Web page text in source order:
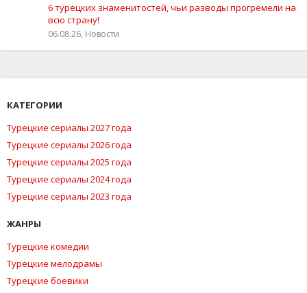
6 турецких знаменитостей, чьи разводы прогремели на
всю страну!
06.08.26, Новости
КАТЕГОРИИ
Турецкие сериалы 2027 года
Турецкие сериалы 2026 года
Турецкие сериалы 2025 года
Турецкие сериалы 2024 года
Турецкие сериалы 2023 года
ЖАНРЫ
Турецкие комедии
Турецкие мелодрамы
Турецкие боевики